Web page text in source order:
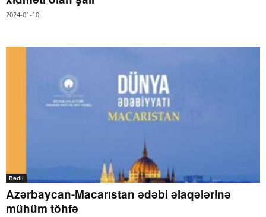
2024-01-10
Bədii
Azərbaycan-Macarıstan ədəbi əlaqələrinə
mühüm töhfə